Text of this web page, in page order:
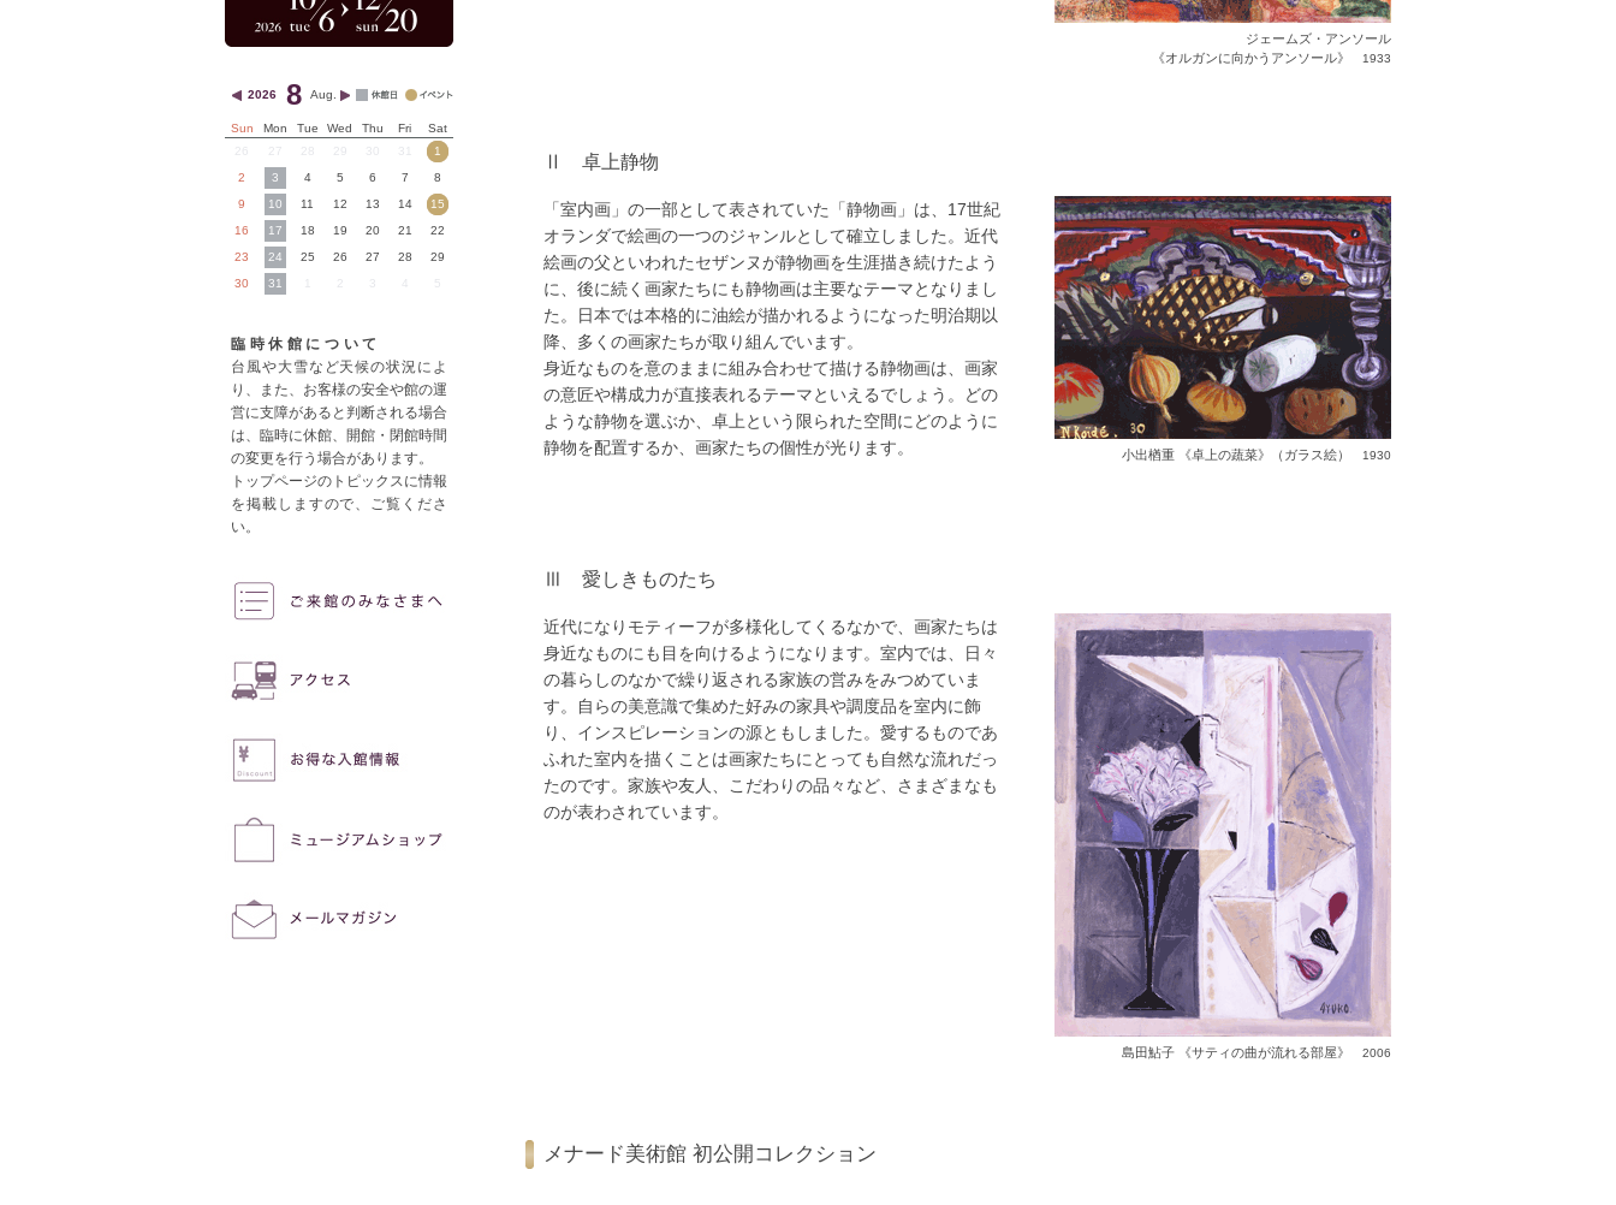
ジェームズ・アンソール
《オルガンに向かうアンソール》
1933
Ⅱ 卓上静物
「室内画」の一部として表されていた「静物画」は、17世紀
オランダで絵画の一つのジャンルとして確立しました。近代
絵画の父といわれたセザンヌが静物画を生涯描き続けたよう
に、後に続く画家たちにも静物画は主要なテーマとなりまし
た。日本では本格的に油絵が描かれるようになった明治期以
降、多くの画家たちが取り組んでいます。
身近なものを意のままに組み合わせて描ける静物画は、画家
の意匠や構成力が直接表れるテーマといえるでしょう。どの
ような静物を選ぶか、卓上という限られた空間にどのように
静物を配置するか、画家たちの個性が光ります。
小出楢重 《卓上の蔬菜》（ガラス絵） 1930
Ⅲ 愛しきものたち
近代になりモティーフが多様化してくるなかで、画家たちは
身近なものにも目を向けるようになります。室内では、日々
の暮らしのなかで繰り返される家族の営みをみつめていま
す。自らの美意識で集めた好みの家具や調度品を室内に飾
り、インスピレーションの源ともしました。愛するものであ
ふれた室内を描くことは画家たちにとっても自然な流れだっ
たのです。家族や友人、こだわりの品々など、さまざまなも
のが表わされています。
島田鮎子 《サティの曲が流れる部屋》 2006
メナード美術館 初公開コレクション
2026 8 Aug.
Sun Mon Tue Wed Thu Fri
Sat
27 29 30 31
1
2
3 4 5 6 7
8
9
10 11 12 13 14
15
16
17 18 19 20 21
22
23
24 25 26 27 28
29
30
31 3 4 5
臨時休館について
台風や大雪など天候の状況によ
り、また、お客様の安全や館の運
営に支障があると判断される場合
は、臨時に休館、開館・閉館時間
の変更を行う場合があります。
トップページのトピックスに情報
を掲載しますので、ご覧くださ
い。